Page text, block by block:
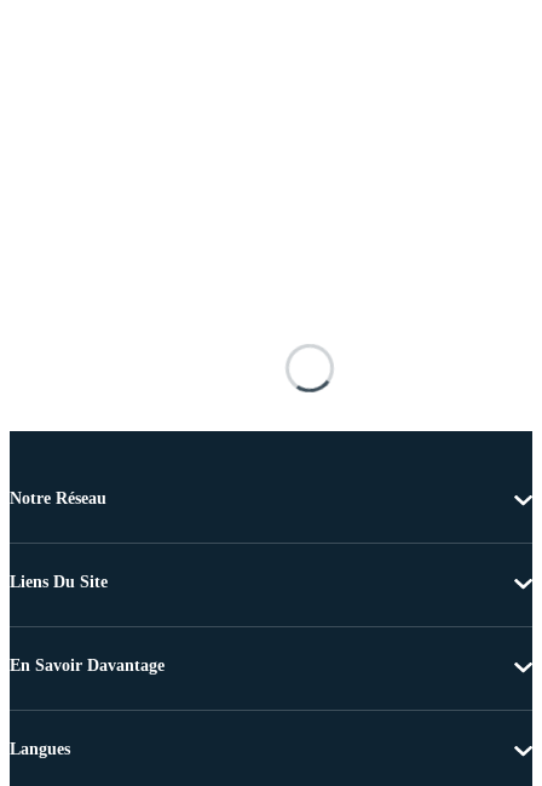
Notre Réseau
Liens Du Site
En Savoir Davantage
Langues